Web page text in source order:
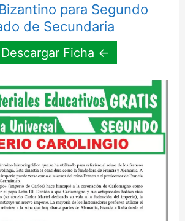
para Segundo
de Secundaria
Ficha ←